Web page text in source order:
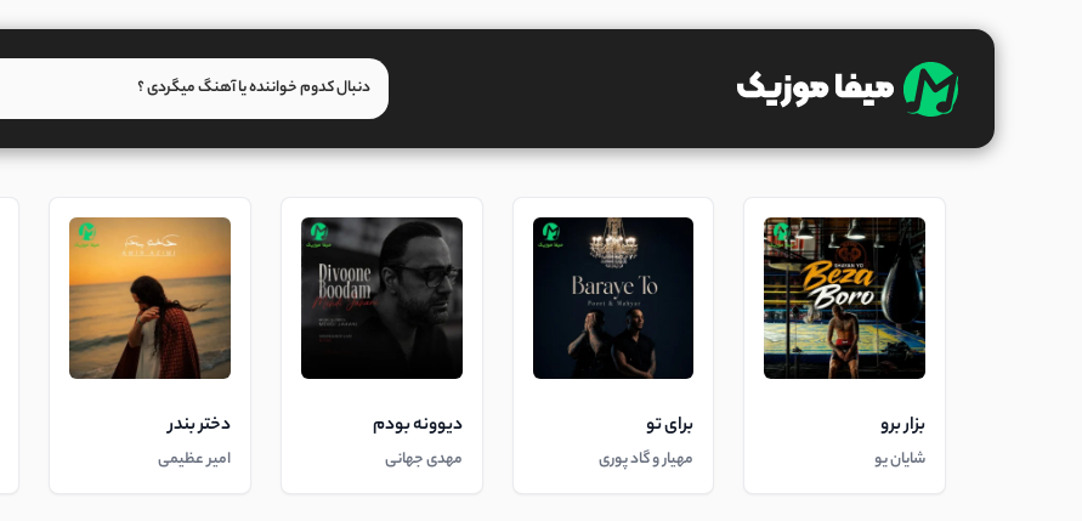
بزار برو
شایان یو
برای تو
مهیار و گاد پوری
دیوونه بودم
مهدی جهانی
دختر بندر
امیر عظیمی